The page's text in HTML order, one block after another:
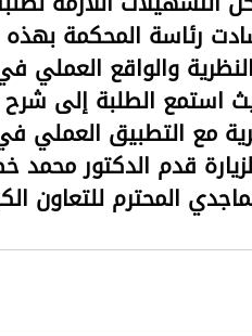
رئاسة المحكمة
والواقع العملي
استمع الطلبة إلى
مع التطبيق العملي
قدم الدكتور محمد
المحترم للتعاون